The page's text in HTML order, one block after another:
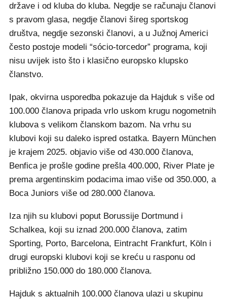
države i od kluba do kluba. Negdje se računaju članovi
s pravom glasa, negdje članovi šireg sportskog
društva, negdje sezonski članovi, a u Južnoj Americi
često postoje modeli “sócio-torcedor” programa, koji
nisu uvijek isto što i klasično europsko klupsko
članstvo.
Ipak, okvirna usporedba pokazuje da Hajduk s više od
100.000 članova pripada vrlo uskom krugu nogometnih
klubova s velikom članskom bazom. Na vrhu su
klubovi koji su daleko ispred ostatka. Bayern München
je krajem 2025. objavio više od 430.000 članova,
Benfica je prošle godine prešla 400.000, River Plate je
prema argentinskim podacima imao više od 350.000, a
Boca Juniors više od 280.000 članova.
Iza njih su klubovi poput Borussije Dortmund i
Schalkea, koji su iznad 200.000 članova, zatim
Sporting, Porto, Barcelona, Eintracht Frankfurt, Köln i
drugi europski klubovi koji se kreću u rasponu od
približno 150.000 do 180.000 članova.
Hajduk s aktualnih 100.000 članova ulazi u skupinu